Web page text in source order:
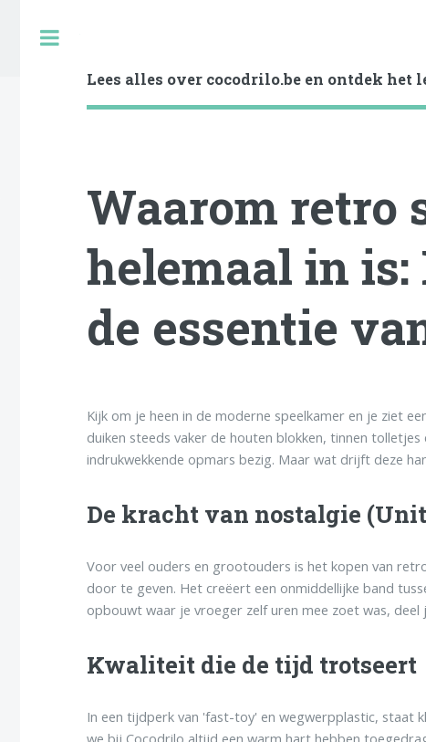
Lees alles over cocodrilo.be en ontdek het
Waarom retro
helemaal in
de essentie
Kijk om je heen in de moderne speelkamer en je ziet
duiken steeds vaker de houten blokken, tinnen tolletjes
indrukwekkende opmars bezig. Maar wat drijft deze
De kracht van nostalgie
Voor veel ouders en grootouders is het kopen van
door te geven. Het creëert een onmiddellijke band
opbouwt waar je vroeger zelf uren mee zoet was, deel
Kwaliteit die de tijd trotseert
In een tijdperk van 'fast-toy' en wegwerpplastic, staat
we bij Cocodrilo altijd een warm hart hebben